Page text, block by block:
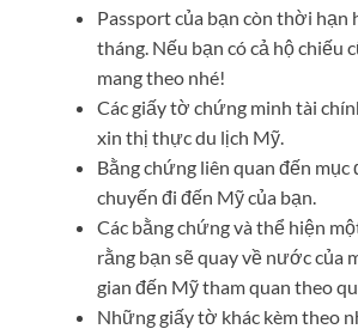
Passport của bạn còn thời hạn
tháng. Nếu bạn có cả hộ chiếu
mang theo nhé!
​Các giấy tờ chứng minh tài
xin thị thực du lịch Mỹ.
Bằng chứng liên quan đến mục
chuyến đi đến Mỹ của bạn.
Các bằng chứng và thể hiện
rằng bạn sẽ quay về nước của
gian đến Mỹ tham quan theo
Những giấy tờ khác kèm theo